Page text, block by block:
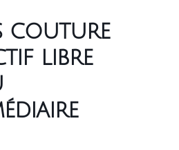
couture
libre